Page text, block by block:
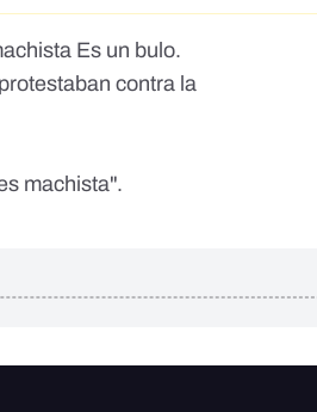
Es un bulo.
contra la
machista".